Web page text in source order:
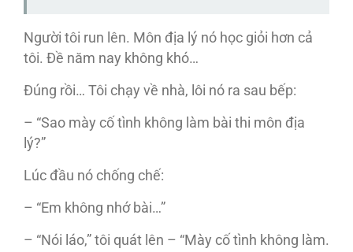
Người tôi run lên. Môn địa lý nó học giỏi hơn cả
tôi. Đề năm nay không khó…
Đúng rồi… Tôi chạy về nhà, lôi nó ra sau bếp:
– “Sao mày cố tình không làm bài thi môn địa
lý?”
Lúc đầu nó chống chế:
– “Em không nhớ bài…”
– “Nói láo,” tôi quát lên – “Mày cố tình không làm.